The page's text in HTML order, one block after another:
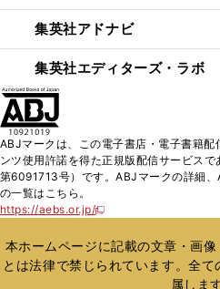
集英社アドナビ
集英社エディターズ・ラボ
ABJマークは、この電子書店・電子書籍
ンツ使用許諾を得た正規版配信サービス
第6091713号）です。ABJマークの詳細
の一覧はこちら。
https://aebs.or.jp/
新
い
ウ
ィ
本ホームページに記載の文章・画
とは法律で禁じられています。全
属しま